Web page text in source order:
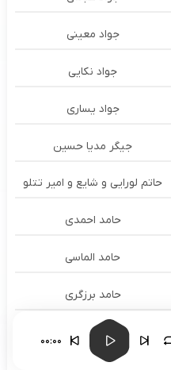
جواد معینی
جواد نکایی
جواد یساری
جیگر مدیا حسین
حاتم لورایی و شایع و امیر تتلو
حامد احمدی
حامد الماسی
حامد برزگری
حامد جعفری
00:00